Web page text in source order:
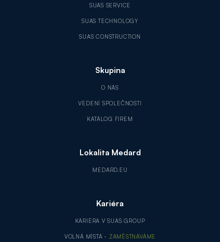
SUAS SERVICE
SUAS TECHNOLOGY
SUAS CONSTRUCTION
Skupina
O NÁS
VEDENÍ SPOLEČNOSTI
KATALOG FIREM
Lokalita Medard
MEDARD.EU
Kariéra
KARIÉRA V SUAS GROUP
VOLNÁ MÍSTA - ZAMĚSTNÁVÁME